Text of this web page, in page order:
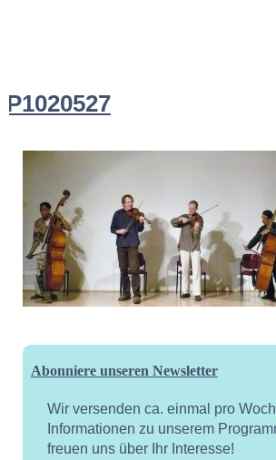
P1020527
Abonniere unseren Newsletter
Wir versenden ca. einmal pro
Informationen zu unserem
freuen uns über Ihr Interesse!